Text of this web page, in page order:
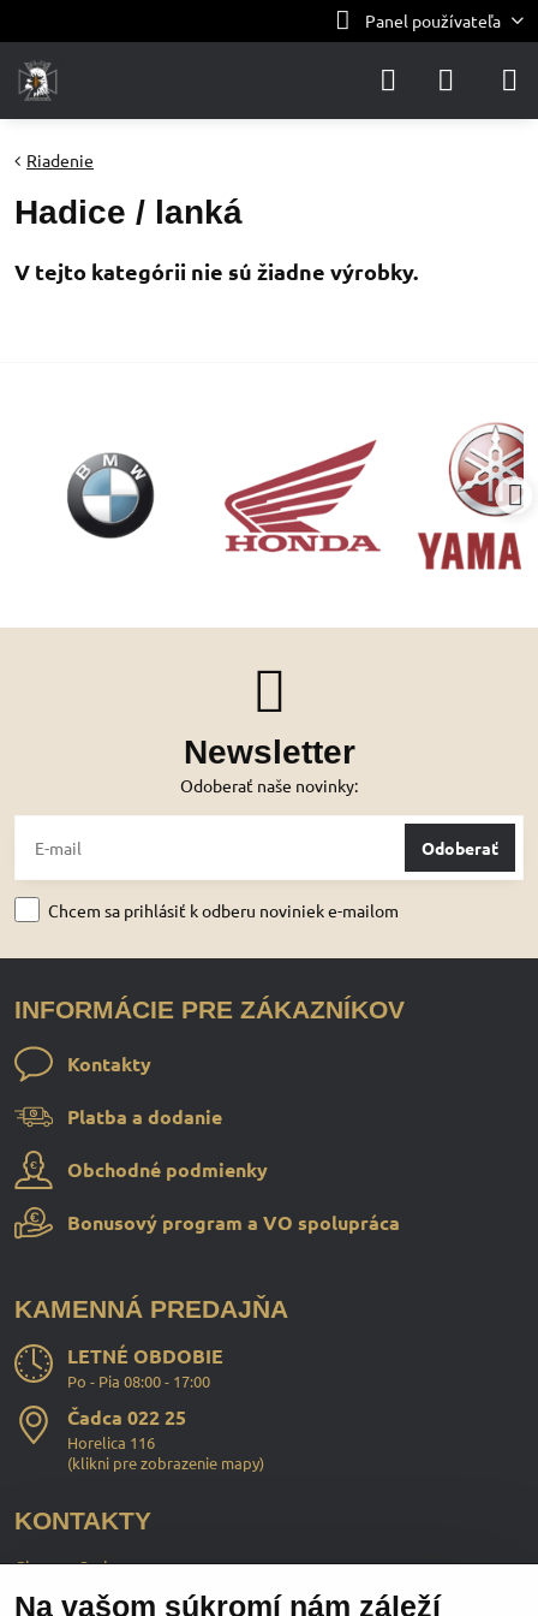
Panel používateľa
Riadenie
Hadice / lanká
Newsletter
Odoberať naše novinky:
Odoberať
Chcem sa prihlásiť k odberu noviniek e-mailom
INFORMÁCIE PRE ZÁKAZNÍKOV
Kontakty
Platba a dodanie
Obchodné podmienky
Bonusový program a VO spolupráca
KAMENNÁ PREDAJŇA
LETNÉ OBDOBIE
Po - Pia 08:00 - 17:00
Čadca 022 25
Horelica 116
(klikni pre zobrazenie mapy)
KONTAKTY
ChopperStyle s.r.o.
Ing. Martin Murčo
Na vašom súkromí nám záleží